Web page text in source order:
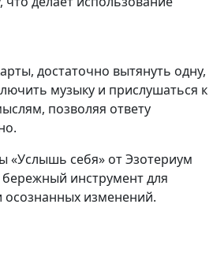
достаточно вытянуть одну,
музыку и прислушаться к
позволяя ответу
«Услышь себя» от Эзотериум
инструмент для
осознанных изменений.